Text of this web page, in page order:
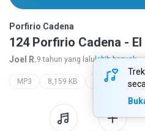
Porfirio Cadena
124 Porfirio Cadena -
Joel R.9 tahun yang lalulebih banyak...
MP3 8,159 KB Mexicana